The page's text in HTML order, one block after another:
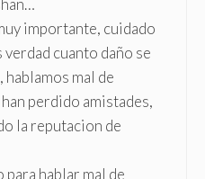
importante, cuidado
cuanto daño se
mal de
perdido amistades,
la reputacion de
para hablar mal de